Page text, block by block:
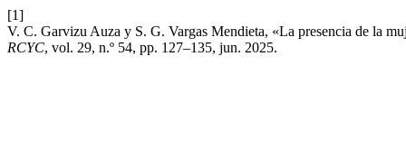
[1]
V. C. Garvizu Auza y S. G. Vargas Mendieta, «La presencia de la
RCYC, vol. 29, n.º 54, pp. 127–135, jun. 2025.